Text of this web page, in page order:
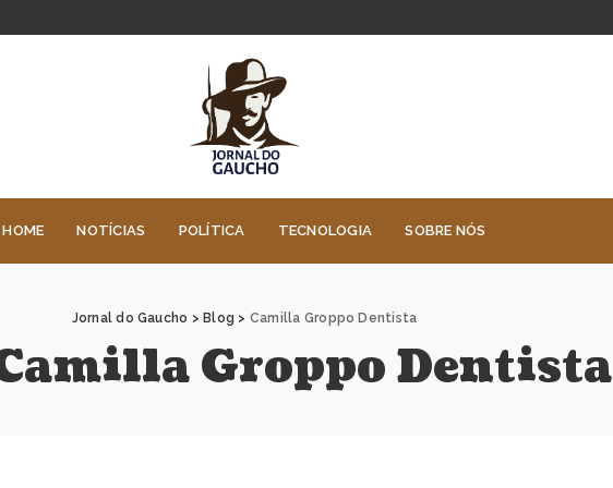
HOME NOTÍCIAS POLÍTICA TECNOLOGIA SOBRE NÓS
Jornal do Gaucho > Blog > Camilla Groppo Dentista
Groppo Dentista